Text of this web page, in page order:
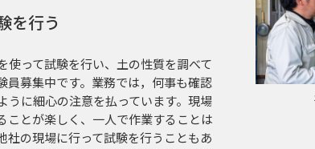
を行う
使って試験を行い、土の性質を調べて
員募集中です。業務では，何事も確認
うに細心の注意を払っています。現場
ことが楽しく、一人で作業することは
社の現場に行って試験を行うこともあ